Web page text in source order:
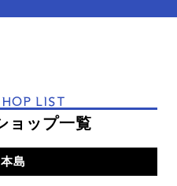
LIST
ョップ一覧
島